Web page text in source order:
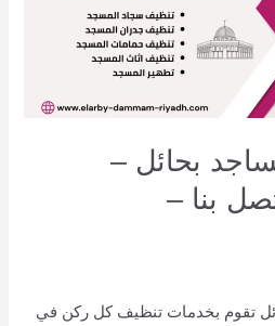
بحائل –
اتصل بنا –
تقوم بخدمات تنظيف كل ركن في